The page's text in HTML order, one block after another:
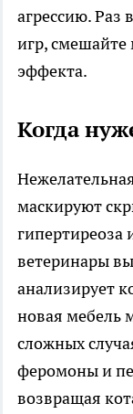
агрессию. Раз
игр, смешайте
эффекта.
Когда
маскируют
гипертиреоза
ветеринары
анализирует
новая мебель
сложных
феромоны и
возвращая